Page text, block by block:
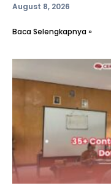
August 8, 2026
Baca Selengkapnya »